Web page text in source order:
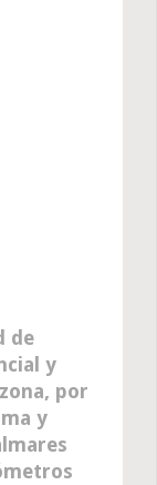
de
y
por
y